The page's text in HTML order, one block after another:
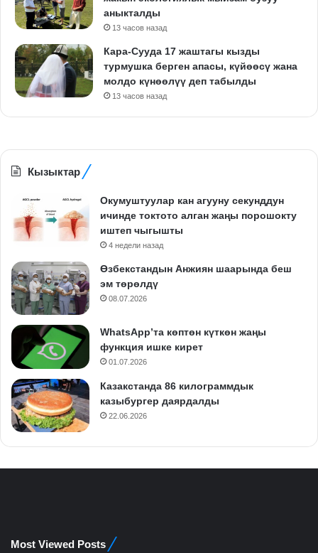
аныкталды
13 часов назад
Кара-Сууда 17 жаштагы кызды
турмушка берген апасы, күйөөсү жана
молдо күнөөлүү деп табылды
13 часов назад
Кызыктар
Окумуштуулар кан агууну секунддун
ичинде токтото алган жаңы порошокту
иштеп чыгышты
4 недели назад
Өзбекстандын Анжиян шаарында беш
эм төрөлдү
08.07.2026
WhatsApp’та көптөн күткөн жаңы
функция ишке кирет
01.07.2026
Казакстанда 86 килограммдык
казыбургер даярдалды
22.06.2026
Most Viewed Posts